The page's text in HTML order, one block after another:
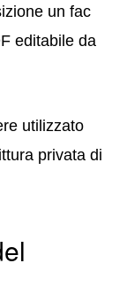
un fac
editabile da
utilizzato
privata di